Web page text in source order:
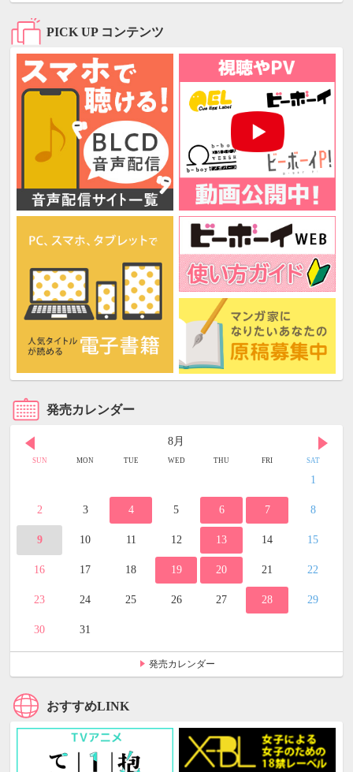
PICK UP コンテンツ
発売カレンダー
8月
SUN MON TUE WED THU FRI SAT
1
2 3 4 5 6 7 8
9 10 11 12 13 14 15
16 17 18 19 20 21 22
23 24 25 26 27 28 29
30 31
発売カレンダー
おすすめLINK